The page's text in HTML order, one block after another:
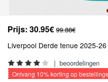
Prijs: 30.95€ 99.88€
Liverpool Derde tenue 2025-
| beoordelingen
Ontvang 10%korting op